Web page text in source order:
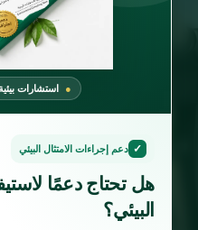
استشارات
✓ دعم إجراءات الامتثال البيئي
هل تحتاج دعمًا
البيئي؟